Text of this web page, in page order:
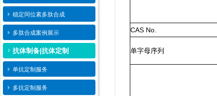
稳定同位素多肽合成
多肽合成案例展示
抗体制备|抗体定制
单抗定制服务
多抗定制服务
CAS No.
单字母序列